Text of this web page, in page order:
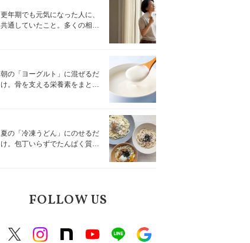
更年期でも元気になった人に、
共通していたこと。多くの相談
朝の「ヨーグルト」に混ぜるだ
け。骨を支える栄養素をまとめ
夏の「冷凍うどん」にのせるだ
け。包丁いらずでたんぱく質を
FOLLOW US
FacebookX（旧twitter）
instagram
note Youtubeline